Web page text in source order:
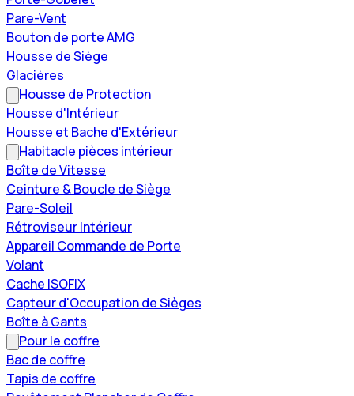
Pare-Vent
Bouton de porte AMG
Housse de Siège
Glacières
Housse de Protection
Housse d'Intérieur
Housse et Bache d'Extérieur
Habitacle pièces intérieur
Boîte de Vitesse
Ceinture & Boucle de Siège
Pare-Soleil
Rétroviseur Intérieur
Appareil Commande de Porte
Volant
Cache ISOFIX
Capteur d'Occupation de Sièges
Boîte à Gants
Pour le coffre
Bac de coffre
Tapis de coffre